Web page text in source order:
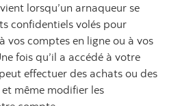
lorsqu’un arnaqueur se
confidentiels volés pour
vos comptes en ligne ou à vos
fois qu’il a accédé à votre
effectuer des achats ou des
même modifier les